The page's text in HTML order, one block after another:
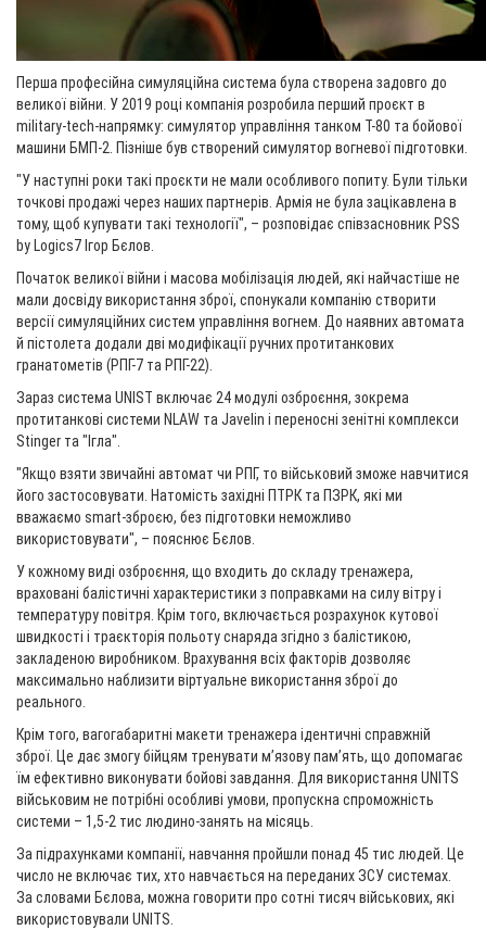
Перша професійна симуляційна система була створена задовго до
великої війни. У 2019 році компанія розробила перший проєкт в
military-tech-напрямку: симулятор управління танком Т-80 та бойової
машини БМП-2. Пізніше був створений симулятор вогневої підготовки.
"У наступні роки такі проєкти не мали особливого попиту. Були тільки
точкові продажі через наших партнерів. Армія не була зацікавлена в
тому, щоб купувати такі технології", – розповідає співзасновник PSS
by Logics7 Ігор Бєлов.
Початок великої війни і масова мобілізація людей, які найчастіше не
мали досвіду використання зброї, спонукали компанію створити
версії симуляційних систем управління вогнем. До наявних автомата
й пістолета додали дві модифікації ручних протитанкових
гранатометів (РПГ-7 та РПГ-22).
Зараз система UNIST включає 24 модулі озброєння, зокрема
протитанкові системи NLAW та Javelin і переносні зенітні комплекси
Stinger та "Ігла".
"Якщо взяти звичайні автомат чи РПГ, то військовий зможе навчитися
його застосовувати. Натомість західні ПТРК та ПЗРК, які ми
вважаємо smart-зброєю, без підготовки неможливо
використовувати", – пояснює Бєлов.
У кожному виді озброєння, що входить до складу тренажера,
враховані балістичні характеристики з поправками на силу вітру і
температуру повітря. Крім того, включається розрахунок кутової
швидкості і траєкторія польоту снаряда згідно з балістикою,
закладеною виробником. Врахування всіх факторів дозволяє
максимально наблизити віртуальне використання зброї до
реального.
Крім того, вагогабаритні макети тренажера ідентичні справжній
зброї. Це дає змогу бійцям тренувати м’язову пам’ять, що допомагає
їм ефективно виконувати бойові завдання. Для використання UNITS
військовим не потрібні особливі умови, пропускна спроможність
системи – 1,5-2 тис людино-занять на місяць.
За підрахунками компанії, навчання пройшли понад 45 тис людей. Це
число не включає тих, хто навчається на переданих ЗСУ системах.
За словами Бєлова, можна говорити про сотні тисяч військових, які
використовували UNITS.